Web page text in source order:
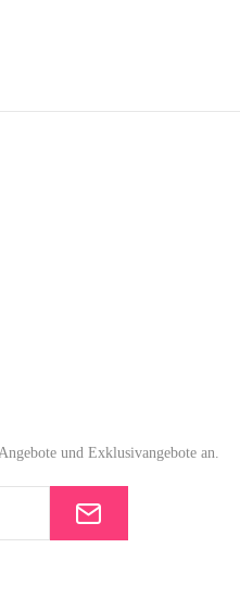
und Exklusivangebote an.